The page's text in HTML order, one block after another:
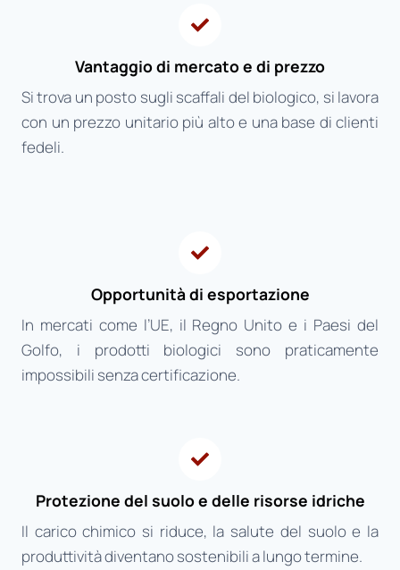
Vantaggio di mercato e di prezzo
Si trova un posto sugli scaffali del biologico, si lavora
con un prezzo unitario più alto e una base di clienti
fedeli.
Opportunità di esportazione
In mercati come l’UE, il Regno Unito e i Paesi del
Golfo, i prodotti biologici sono praticamente
impossibili senza certificazione.
Protezione del suolo e delle risorse idriche
Il carico chimico si riduce, la salute del suolo e la
produttività diventano sostenibili a lungo termine.